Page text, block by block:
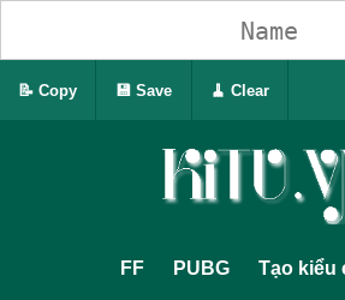
FF PUBG Tạo kiểu
📝 Copy 💾 Save 🧹 Clear